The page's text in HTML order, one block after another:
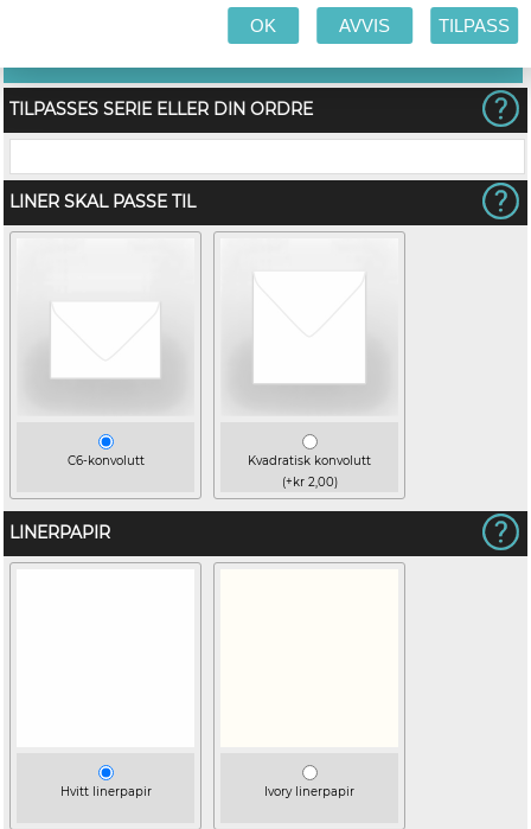
HANDLEKURV KASSE
TILPASSES SERIE ELLER DIN ORDRE
LINER SKAL PASSE TIL
C6-konvolutt
Kvadratisk konvolutt
(+kr 2,00)
LINERPAPIR
Hvitt linerpapir Ivory linerpapir
OK AVVIS TILPASS